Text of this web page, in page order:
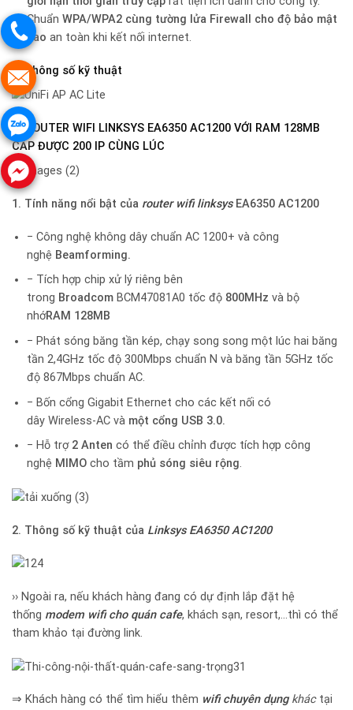
Chuẩn WPA/WPA2 cùng tường lửa Firewall cho độ bảo mật
cao an toàn khi kết nối internet.
2. Thông số kỹ thuật
B. ROUTER WIFI LINKSYS EA6350 AC1200 VỚI RAM 128MB
CẤP ĐƯỢC 200 IP CÙNG LÚC
1. Tính năng nổi bật của router wifi linksys EA6350 AC1200
− Công nghệ không dây chuẩn AC 1200+ và công
nghệ Beamforming.
− Tích hợp chip xử lý riêng bên
trong BroadcomBCM47081A0 tốc độ 800MHz và bộ
nhớRAM 128MB
− Phát sóng băng tần kép, chạy song song một lúc hai băng
tần 2,4GHz tốc độ 300Mbps chuẩn N và băng tần 5GHz tốc
độ 867Mbps chuẩn AC.
− Bốn cổng Gigabit Ethernet cho các kết nối có
dây Wireless-AC và một cổng USB 3.0.
− Hỗ trợ 2 Anten có thể điều chỉnh được tích hợp công
nghệ MIMOcho tầm phủ sóng siêu rộng.
2. Thông số kỹ thuật của Linksys EA6350 AC1200
›› Ngoài ra, nếu khách hàng đang có dự định lắp đặt hệ
thống modem wifi cho quán cafe, khách sạn, resort,…thì có thể
tham khảo tại đường link.
⇒ Khách hàng có thể tìm hiểu thêm wifi chuyên dụngkháctại